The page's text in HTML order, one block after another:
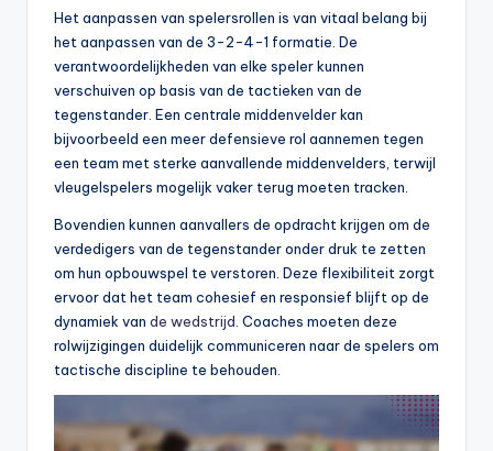
Het aanpassen van spelersrollen is van vitaal belang bij
het aanpassen van de 3-2-4-1 formatie. De
verantwoordelijkheden van elke speler kunnen
verschuiven op basis van de tactieken van de
tegenstander. Een centrale middenvelder kan
bijvoorbeeld een meer defensieve rol aannemen tegen
een team met sterke aanvallende middenvelders, terwijl
vleugelspelers mogelijk vaker terug moeten tracken.
Bovendien kunnen aanvallers de opdracht krijgen om de
verdedigers van de tegenstander onder druk te zetten
om hun opbouwspel te verstoren. Deze flexibiliteit zorgt
ervoor dat het team cohesief en responsief blijft op de
dynamiek van de wedstrijd. Coaches moeten deze
rolwijzigingen duidelijk communiceren naar de spelers om
tactische discipline te behouden.